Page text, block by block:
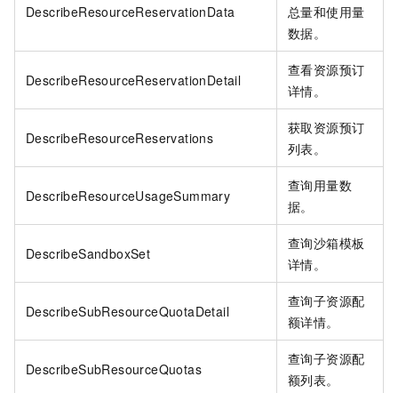
DescribeResourceReservationData
总量和使用量
数据。
DescribeResourceReservationDetail
查看资源预订
详情。
DescribeResourceReservations
获取资源预订
列表。
DescribeResourceUsageSummary
查询用量数
据。
DescribeSandboxSet
查询沙箱模板
详情。
DescribeSubResourceQuotaDetail
查询子资源配
额详情。
DescribeSubResourceQuotas
查询子资源配
额列表。